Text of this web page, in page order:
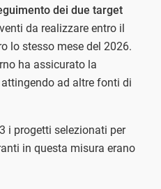
dei due target
da realizzare entro il
lo stesso mese del 2026.
ha assicurato la
ad altre fonti di
i progetti selezionati per
in questa misura erano